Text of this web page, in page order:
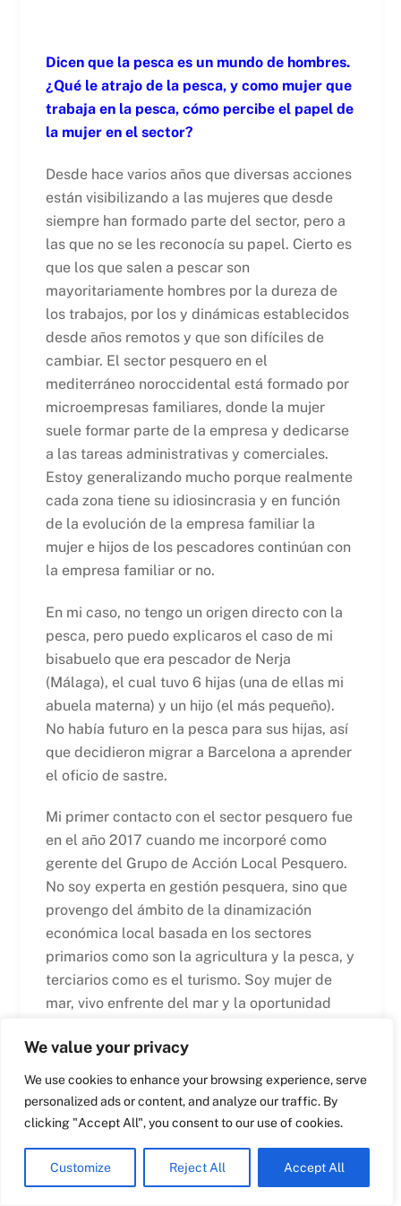
We value your privacy
We use cookies to enhance your browsing experience, serve
personalized ads or content, and analyze our traffic. By
clicking "Accept All", you consent to our use of cookies.
Customize Reject All Accept All
Dicen que la pesca es un mundo de hombres.
¿Qué le atrajo de la pesca, y como mujer que
trabaja en la pesca, cómo percibe el papel de
la mujer en el sector?
Desde hace varios años que diversas acciones
están visibilizando a las mujeres que desde
siempre han formado parte del sector, pero a
las que no se les reconocía su papel. Cierto es
que los que salen a pescar son
mayoritariamente hombres por la dureza de
los trabajos, por los y dinámicas establecidos
desde años remotos y que son difíciles de
cambiar. El sector pesquero en el
mediterráneo noroccidental está formado por
microempresas familiares, donde la mujer
suele formar parte de la empresa y dedicarse
a las tareas administrativas y comerciales.
Estoy generalizando mucho porque realmente
cada zona tiene su idiosincrasia y en función
de la evolución de la empresa familiar la
mujer e hijos de los pescadores continúan con
la empresa familiar or no.
En mi caso, no tengo un origen directo con la
pesca, pero puedo explicaros el caso de mi
bisabuelo que era pescador de Nerja
(Málaga), el cual tuvo 6 hijas (una de ellas mi
abuela materna) y un hijo (el más pequeño).
No había futuro en la pesca para sus hijas, así
que decidieron migrar a Barcelona a aprender
el oficio de sastre.
Mi primer contacto con el sector pesquero fue
en el año 2017 cuando me incorporé como
gerente del Grupo de Acción Local Pesquero.
No soy experta en gestión pesquera, sino que
provengo del ámbito de la dinamización
económica local basada en los sectores
primarios como son la agricultura y la pesca, y
terciarios como es el turismo. Soy mujer de
mar, vivo enfrente del mar y la oportunidad
Costa Brava de conocer el sector pesquero de
Catalunya me abrió un sinfín de posibilidades
de aprender, trabajar por y para el sector.
Desgraciadamente conozco bien lo que
actividad pesquera de un municipio con la
excusa del progreso y si no que se lo
English
Croatian
Dutch
Greek
Italian
Spanish
Maltese
Swedish